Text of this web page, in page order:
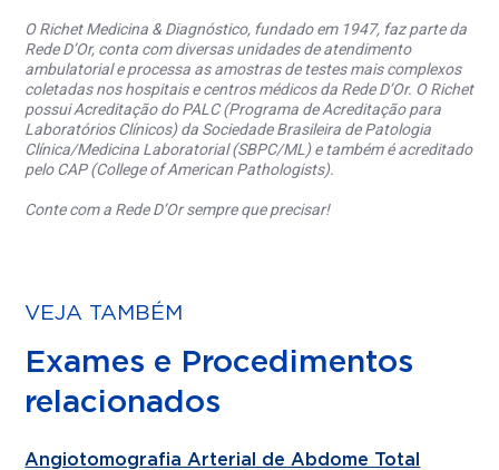
O Richet Medicina & Diagnóstico, fundado em 1947, faz parte da
Rede D’Or, conta com diversas unidades de atendimento
ambulatorial e processa as amostras de testes mais complexos
coletadas nos hospitais e centros médicos da Rede D’Or. O Richet
possui Acreditação do PALC (Programa de Acreditação para
Laboratórios Clínicos) da Sociedade Brasileira de Patologia
Clínica/Medicina Laboratorial (SBPC/ML) e também é acreditado
pelo CAP (College of American Pathologists).
Conte com a Rede D’Or sempre que precisar!
VEJA TAMBÉM
Exames e Procedimentos
relacionados
Angiotomografia Arterial de Abdome Total